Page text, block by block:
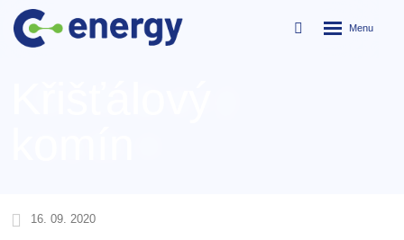
Vyhledávání
Rozbalení
16. 09. 2020